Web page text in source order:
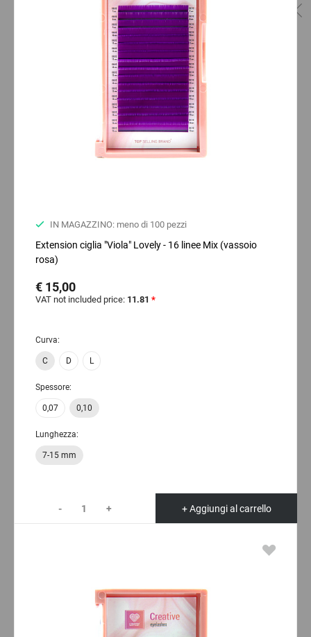
IN MAGAZZINO: meno di 100 pezzi
Extension ciglia "Viola" Lovely - 16 linee Mix (vassoio
rosa)
€ 15,00
VAT not included price: 11.81 *
Curva:
C D L
Spessore:
0,07 0,10
Lunghezza:
7-15 mm
- + + Aggiungi al carrello